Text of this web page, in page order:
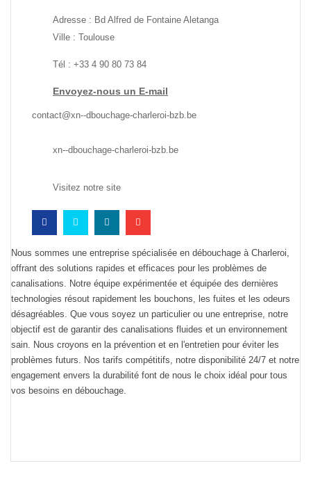
Adresse : Bd Alfred de Fontaine Aletanga
Ville : Toulouse
Tél : +33 4 90 80 73 84
Envoyez-nous un E-mail
contact@xn--dbouchage-charleroi-bzb.be
xn--dbouchage-charleroi-bzb.be
Visitez notre site
Nous sommes une entreprise spécialisée en débouchage à Charleroi,
offrant des solutions rapides et efficaces pour les problèmes de
canalisations. Notre équipe expérimentée et équipée des dernières
technologies résout rapidement les bouchons, les fuites et les odeurs
désagréables. Que vous soyez un particulier ou une entreprise, notre
objectif est de garantir des canalisations fluides et un environnement
sain. Nous croyons en la prévention et en l'entretien pour éviter les
problèmes futurs. Nos tarifs compétitifs, notre disponibilité 24/7 et notre
engagement envers la durabilité font de nous le choix idéal pour tous
vos besoins en débouchage.